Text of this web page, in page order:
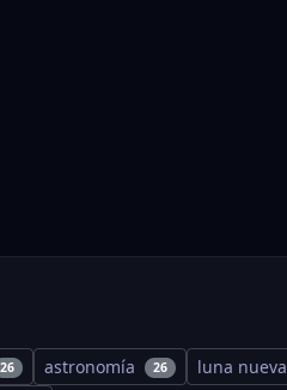
26 astronomía 26 luna nueva